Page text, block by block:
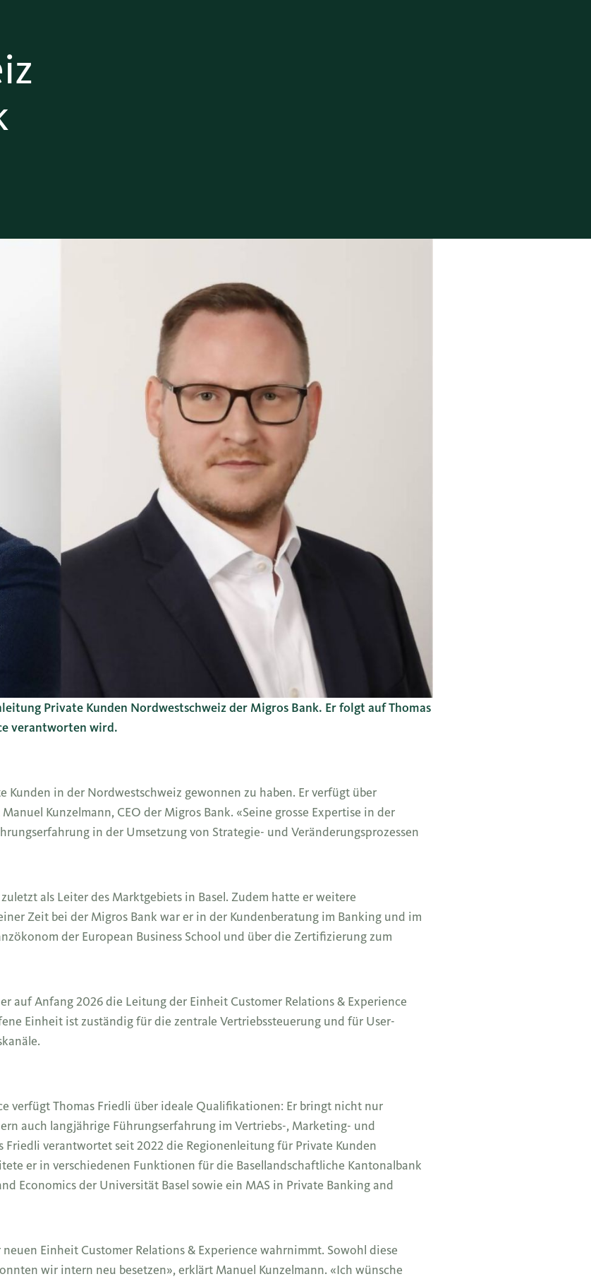
Private Kunden Nordwestschweiz der Migros Bank. Er folgt auf Thomas
verantworten wird.
in der Nordwestschweiz gewonnen zu haben. Er verfügt über
Kunzelmann, CEO der Migros Bank. «Seine grosse Expertise in der
in der Umsetzung von Strategie- und Veränderungsprozessen
als Leiter des Marktgebiets in Basel. Zudem hatte er weitere
Zeit bei der Migros Bank war er in der Kundenberatung im Banking und im
der European Business School und über die Zertifizierung zum
auf Anfang 2026 die Leitung der Einheit Customer Relations & Experience
Einheit ist zuständig für die zentrale Vertriebssteuerung und für User-
verfügt Thomas Friedli über ideale Qualifikationen: Er bringt nicht nur
auch langjährige Führungserfahrung im Vertriebs-, Marketing- und
verantwortet seit 2022 die Regionenleitung für Private Kunden
er in verschiedenen Funktionen für die Basellandschaftliche Kantonalbank
Economics der Universität Basel sowie ein MAS in Private Banking and
Einheit Customer Relations & Experience wahrnimmt. Sowohl diese
wir intern neu besetzen», erklärt Manuel Kunzelmann. «Ich wünsche